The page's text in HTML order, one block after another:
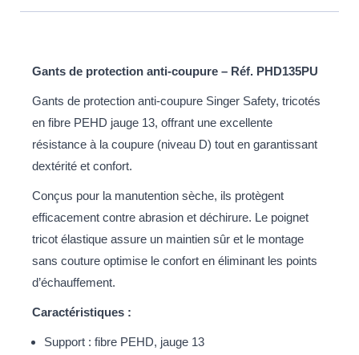
Gants de protection anti-coupure – Réf. PHD135PU
Gants de protection anti-coupure Singer Safety, tricotés
en fibre PEHD jauge 13, offrant une excellente
résistance à la coupure (niveau D) tout en garantissant
dextérité et confort.
Conçus pour la manutention sèche, ils protègent
efficacement contre abrasion et déchirure. Le poignet
tricot élastique assure un maintien sûr et le montage
sans couture optimise le confort en éliminant les points
d’échauffement.
Caractéristiques :
Support : fibre PEHD, jauge 13